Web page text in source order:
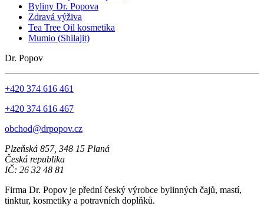
Byliny Dr. Popova
Zdravá výživa
Tea Tree Oil kosmetika
Mumio (Shilajit)
Dr. Popov
+420 374 616 461
+420 374 616 467
obchod@drpopov.cz
Plzeňská 857, 348 15 Planá
Česká republika
IČ: 26 32 48 81
Firma Dr. Popov je přední český výrobce bylinných čajů, mastí,
tinktur, kosmetiky a potravních doplňků.